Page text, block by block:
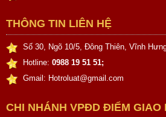
THÔNG TIN LIÊN HỆ
Số 30, Ngõ 10/5, Đông Thiên, Vĩnh
Hotline: 0988 19 51 51;
Gmail: Hotroluat@gmail.com
CHI NHÁNH VPĐD ĐIỂM GIAO